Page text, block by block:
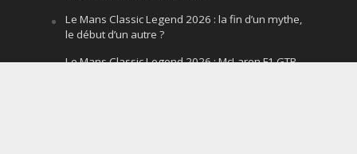
Le Mans Classic Legend 2026 : la fin d’un mythe,
le début d’un autre ?
Le Mans Classic Legend 2026 : McLaren F1 GTR